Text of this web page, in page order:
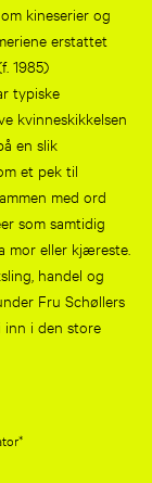
kineserier og
erstattet
1985)
typiske
kvinneskikkelsen
en slik
et pek til
med ord
som samtidig
mor eller kjæreste.
handel og
Fru Schøllers
inn i den store